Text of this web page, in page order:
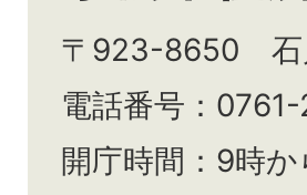
〒923-8650 石
電話番号：
開庁時間：9時